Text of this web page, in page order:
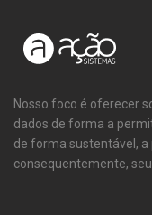
Nosso foco é oferecer
dados de forma a permitir que nossos clientes possam
de forma sustentável, a
consequentemente,